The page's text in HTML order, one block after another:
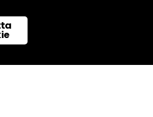
& CONTATTI